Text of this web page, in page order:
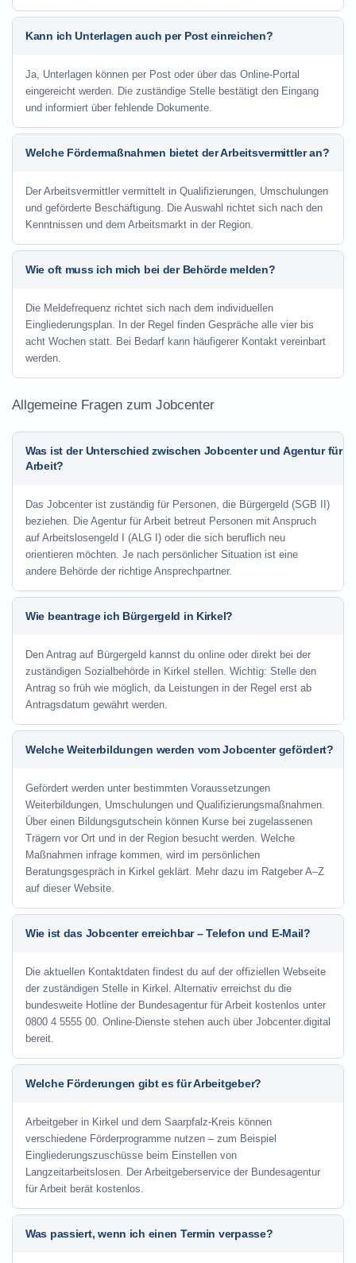
Kann ich Unterlagen auch per Post einreichen?
Ja, Unterlagen können per Post oder über das Online-Portal
eingereicht werden. Die zuständige Stelle bestätigt den Eingang
und informiert über fehlende Dokumente.
Welche Fördermaßnahmen bietet der Arbeitsvermittler an?
Der Arbeitsvermittler vermittelt in Qualifizierungen, Umschulungen
und geförderte Beschäftigung. Die Auswahl richtet sich nach den
Kenntnissen und dem Arbeitsmarkt in der Region.
Wie oft muss ich mich bei der Behörde melden?
Die Meldefrequenz richtet sich nach dem individuellen
Eingliederungsplan. In der Regel finden Gespräche alle vier bis
acht Wochen statt. Bei Bedarf kann häufigerer Kontakt vereinbart
werden.
Allgemeine Fragen zum Jobcenter
Was ist der Unterschied zwischen Jobcenter und Agentur für
Arbeit?
Das Jobcenter ist zuständig für Personen, die Bürgergeld (SGB II)
beziehen. Die Agentur für Arbeit betreut Personen mit Anspruch
auf Arbeitslosengeld I (ALG I) oder die sich beruflich neu
orientieren möchten. Je nach persönlicher Situation ist eine
andere Behörde der richtige Ansprechpartner.
Wie beantrage ich Bürgergeld in Kirkel?
Den Antrag auf Bürgergeld kannst du online oder direkt bei der
zuständigen Sozialbehörde in Kirkel stellen. Wichtig: Stelle den
Antrag so früh wie möglich, da Leistungen in der Regel erst ab
Antragsdatum gewährt werden.
Welche Weiterbildungen werden vom Jobcenter gefördert?
Gefördert werden unter bestimmten Voraussetzungen
Weiterbildungen, Umschulungen und Qualifizierungsmaßnahmen.
Über einen Bildungsgutschein können Kurse bei zugelassenen
Trägern vor Ort und in der Region besucht werden. Welche
Maßnahmen infrage kommen, wird im persönlichen
Beratungsgespräch in Kirkel geklärt. Mehr dazu im Ratgeber A–Z
auf dieser Website.
Wie ist das Jobcenter erreichbar – Telefon und E-Mail?
Die aktuellen Kontaktdaten findest du auf der offiziellen Webseite
der zuständigen Stelle in Kirkel. Alternativ erreichst du die
bundesweite Hotline der Bundesagentur für Arbeit kostenlos unter
0800 4 5555 00. Online-Dienste stehen auch über Jobcenter.digital
bereit.
Welche Förderungen gibt es für Arbeitgeber?
Arbeitgeber in Kirkel und dem Saarpfalz-Kreis können
verschiedene Förderprogramme nutzen – zum Beispiel
Eingliederungszuschüsse beim Einstellen von
Langzeitarbeitslosen. Der Arbeitgeberservice der Bundesagentur
für Arbeit berät kostenlos.
Was passiert, wenn ich einen Termin verpasse?